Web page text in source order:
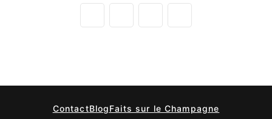
ContactBlogFaits sur le Champagne